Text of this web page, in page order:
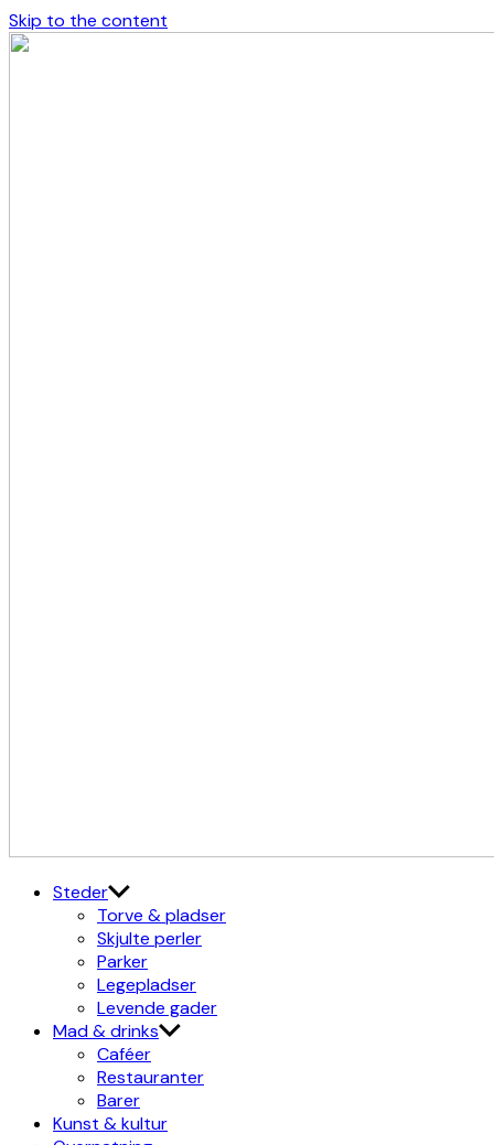
Skip to the content
Steder
Torve & pladser
Skjulte perler
Parker
Legepladser
Levende gader
Mad & drinks
Caféer
Restauranter
Barer
Kunst & kultur